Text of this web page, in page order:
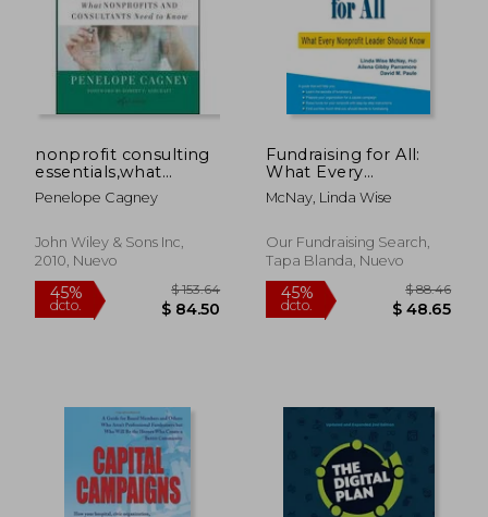
45%
dcto.
$ 51.25 45%
dcto.
nonprofit consulting
essentials,what
nonprofits and
consultants need to
Penelope Cagney
John Wiley & Sons Inc,
2010, Nuevo
Fundraising for All:
What Every
Nonprofit Leader
Should Know (en
McNay, Linda Wise
Our Fundraising Search,
Tapa Blanda, Nuevo